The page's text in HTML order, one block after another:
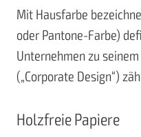
Mit Hausfarbe
oder Pantone-Farbe)
Unternehmen zu
(„Corporate Design“)
Holzfreie Papiere